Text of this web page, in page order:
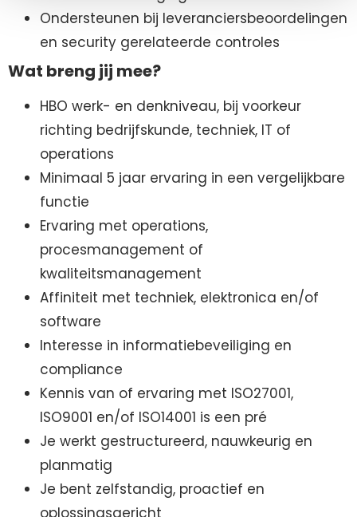
Ondersteunen bij leveranciersbeoordelingen
en security gerelateerde controles
Wat breng jij mee?
HBO werk- en denkniveau, bij voorkeur
richting bedrijfskunde, techniek, IT of
operations
Minimaal 5 jaar ervaring in een vergelijkbare
functie
Ervaring met operations,
procesmanagement of
kwaliteitsmanagement
Affiniteit met techniek, elektronica en/of
software
Interesse in informatiebeveiliging en
compliance
Kennis van of ervaring met ISO27001,
ISO9001 en/of ISO14001 is een pré
Je werkt gestructureerd, nauwkeurig en
planmatig
Je bent zelfstandig, proactief en
oplossingsgericht